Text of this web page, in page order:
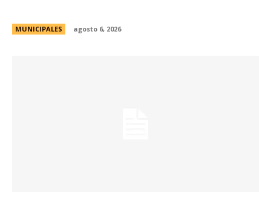
MUNICIPALES agosto 6, 2026